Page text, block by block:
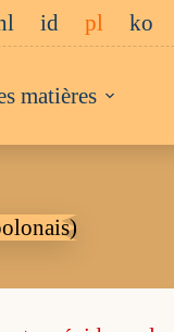
id pl ko
matières